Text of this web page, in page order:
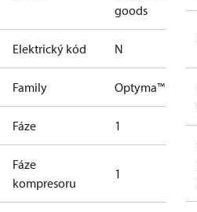
goods
Elektrický kód N
Family Optyma™
Fáze 1
Fáze
kompresoru
1